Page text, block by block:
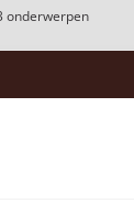
onderwerpen